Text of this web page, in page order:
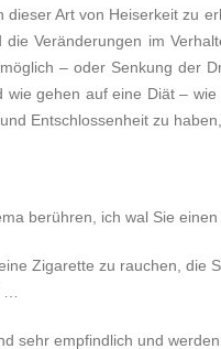
dieser Art von Heiserkeit zu
Veränderungen im
– oder Senkung der
wie gehen auf eine Diät –
Entschlossenheit zu
berühren, ich wal Sie
Zigarette zu rauchen, die
sehr empfindlich und